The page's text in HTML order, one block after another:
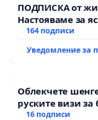
ПОДПИСКА от
Настояваме за
АД и от
164 подписи
Уведомление за
Облекчете
руските визи за
16 подписи